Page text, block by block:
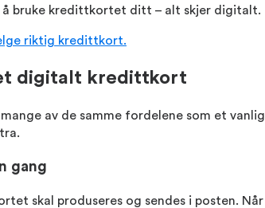
bruke kredittkortet ditt – alt skjer digitalt.
riktig kredittkort.
digitalt kredittkort
av de samme fordelene som et vanlig
gang
skal produseres og sendes i posten. Når